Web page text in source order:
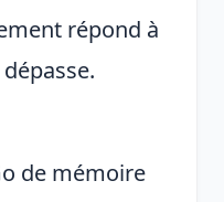
répond à
de mémoire